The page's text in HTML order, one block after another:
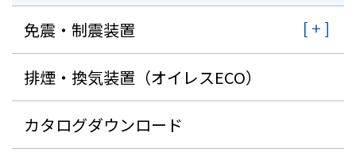
免震・制震装置
排煙・換気装置（オイレスECO）
カタログダウンロード